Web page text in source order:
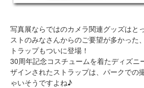
写真展ならではのカメラ関連グッズはと
ストのみなさんからのご要望が多かった
トラップもついに登場！
30周年記念コスチュームを着たディズニ
ザインされたストラップは、パークでの
ゃいそうですよね♪